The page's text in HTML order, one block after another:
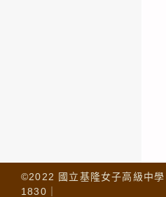
©2022 國立基隆女子高級中
1830｜